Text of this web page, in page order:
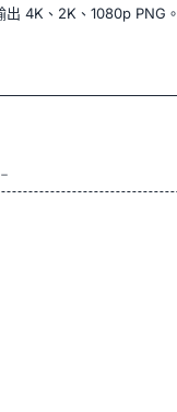
出 4K、2K、1080p PNG。